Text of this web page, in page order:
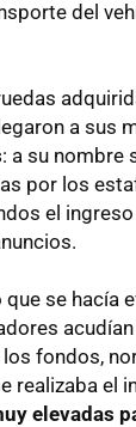
del
a sus
: a su nombre
por los
el
se hacía
fondos,
realizaba el
elevadas